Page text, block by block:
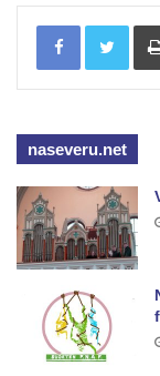
Flamingo trůn
Lavička Kůň
Lysá nad
Socha Roháč
Socha Mystik
Reliéf Rodina
čp. 69/1 v
Socha Jana
Českých
Socha Krista
naseveru.net